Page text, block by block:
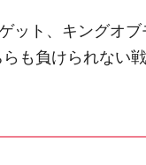
ット、キングオ
も負けられない